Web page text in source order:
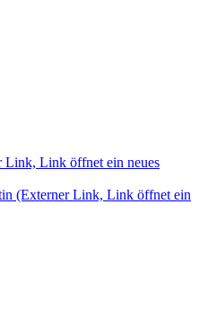
Link, Link öffnet ein neues
(Externer Link, Link öffnet ein